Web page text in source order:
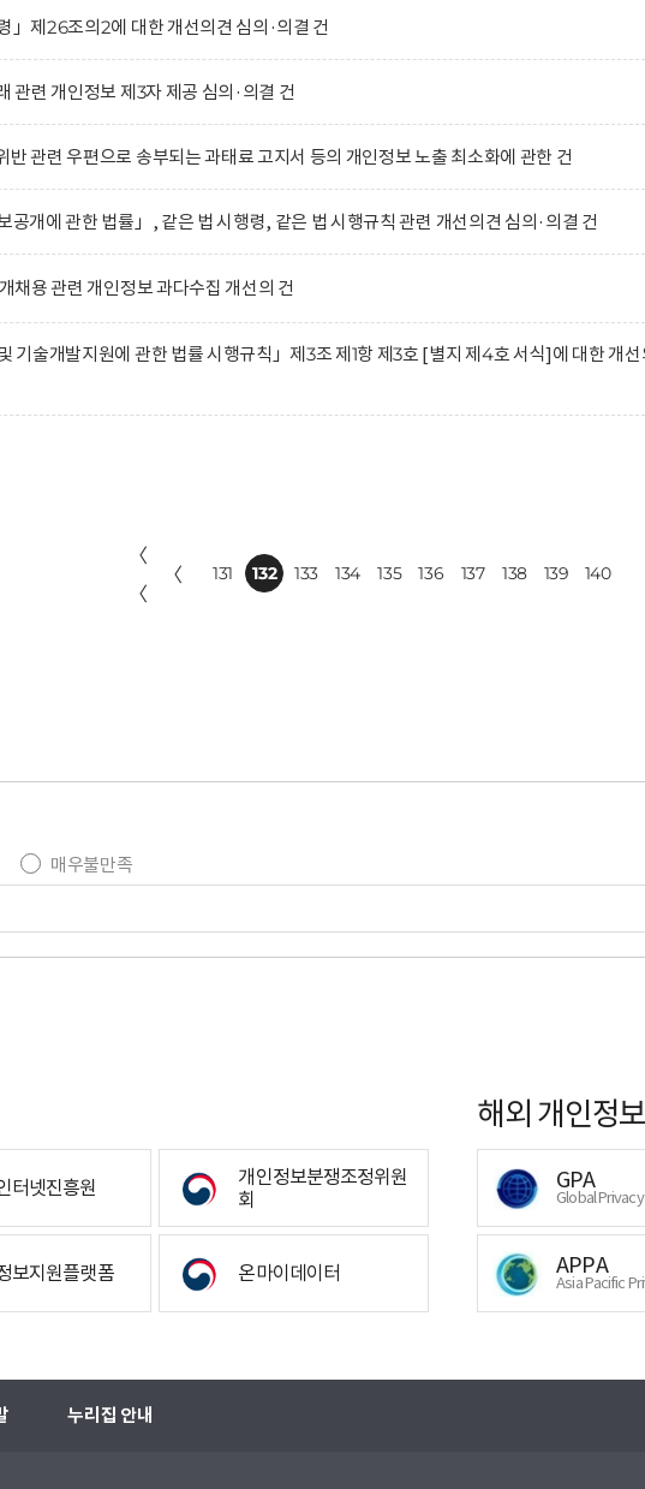
」제26조의2에 대한 개선의견 심의·의결 건
관련 개인정보 제3자 제공 심의·의결 건
반 관련 우편으로 송부되는 과태료 고지서 등의 개인정보 노출 최소화에 관한 건
공개에 관한 법률」, 같은 법 시행령, 같은 법 시행규칙 관련 개선의견 심의·의결 건
채용 관련 개인정보 과다수집 개선의 건
기술개발지원에 관한 법률 시행규칙」제3조 제1항 제3호 [별지 제4호 서식]에 대한 개
〈
〈
〈 131 132 133 134 135 136 137 138 139 140
매우불만족
터넷진흥원
개인정보분쟁조정위원
회
보지원플랫폼 온마이데이터
해외 개인정
GPA
Global
APPA
Asia Pacific
누리집 안내